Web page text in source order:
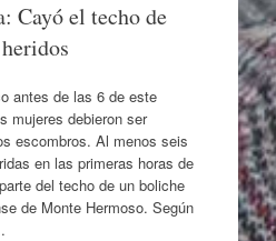
Cayó el techo de
antes de las 6 de este
mujeres debieron ser
escombros. Al menos seis
en las primeras horas de
del techo de un boliche
de Monte Hermoso. Según